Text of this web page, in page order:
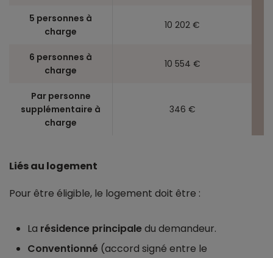
5 personnes à
charge
10 202 €
6 personnes à
charge
10 554 €
Par personne
supplémentaire à
charge
346 €
Liés au logement
Pour être éligible, le logement doit être :
La résidence principaledu demandeur.
Conventionné (accord signé entre le